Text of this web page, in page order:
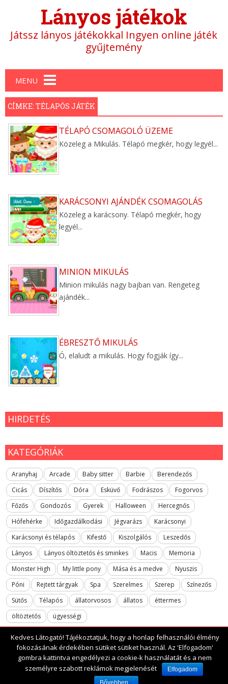
Lányos játékok
Játssz lányos játékokkal Ingyen online játék
gyűjtemény
Main menu
MENU
CÍMKE: TÉLAPÓS JÁTÉK
TÉLAPÓ CSOMAGOLÓ ÜZEME
Közeleg a Mikulás. Télapó megkér, hogy legyél...
KARÁCSONYI AJÁNDÉK CSOMAGOLÁS
Közeleg a karácsony. Télapó megkér, hogy
legyél...
MINION MIKULÁS
Minion mikulás nagy bajban van. Rengeteg
ajándék...
ÉBRESZTŐ MIKULÁS
Ó, elaludt a mikulás. Hogy fogják így...
HIRDETÉS
KATEGÓRIÁK
Aranyhaj Arcade Baby sitter Barbie
Berendezős
Cicás
Díszítős Dóra Esküvő Fodrászos
Fogorvos
Főzős
Gondozós Gyerek Halloween
Hercegnős
Hófehérke
Időgazdálkodási Jégvarázs
Karácsonyi
Karácsonyi és télapós
Kifestő Kiszolgálós
Leszedős
Lányos
Lányos öltöztetős és sminkes Macis
Memoria
Monster High
My little pony Mása és a medve
Nyuszis
Póni
Rejtett tárgyak Spa Szerelmes Szerep
Színezős
Sütős
Télapós állatorvosos állatos
éttermes
öltöztetős
ügyességi
2017 All rights reserved. lanyosjatekok.gyerekfilmek.hu
Kedves Látogató! Tájékoztatjuk, hogy a honlap felhasználói élmény
fokozásának érdekében sütiket sütiket használ. Az 'Elfogadom'
gombra kattintva engedélyezi a cookie-k használatát és a nem
személyre szabott reklámok megjelenését
Elfogadom
Bővebben...